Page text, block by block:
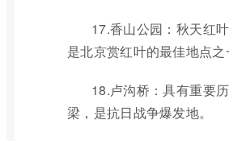
17.香山公园：秋天红
是北京赏红叶的最佳地点之
18.卢沟桥：具有重要
梁，是抗日战争爆发地。